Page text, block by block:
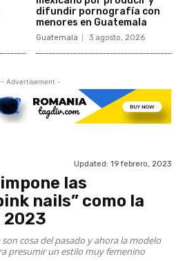
difundir pornografía con
menores en Guatemala
Guatemala 3 agosto, 2026
- Advertisement -